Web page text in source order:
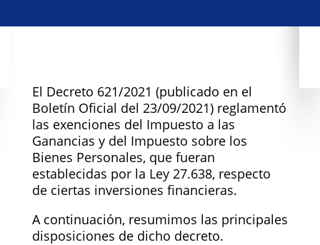
El Decreto 621/2021 (publicado en el
Boletín Oficial del 23/09/2021) reglamentó
las exenciones del Impuesto a las
Ganancias y del Impuesto sobre los
Bienes Personales, que fueran
establecidas por la Ley 27.638, respecto
de ciertas inversiones financieras.
A continuación, resumimos las principales
disposiciones de dicho decreto.